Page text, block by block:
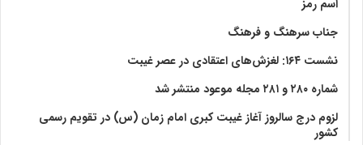
اسم رمز
جناب سرهنگ و فرهنگ
نشست ۱۶۴: لغزش‌های اعتقادی در عصر غیبت
شماره ۲۸۰ و ۲۸۱ مجله موعود منتشر شد
لزوم درج سالروز آغاز غیبت کبری امام زمان (س) در تقویم رسمی
کشور